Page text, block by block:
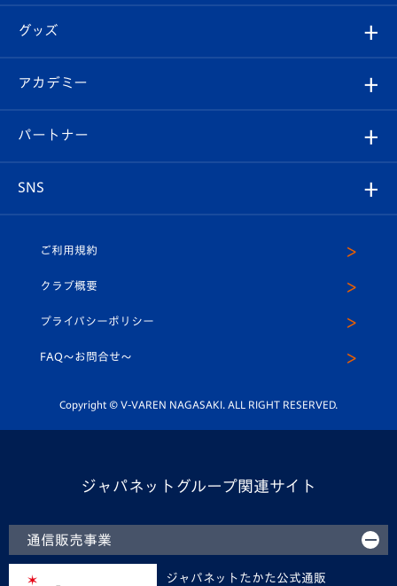
チケット
イベント
メディア
ホームタウン
スタッフプロフィール
マスコット紹介
平和祈念活動
ホームタウン活動
はじめての観戦ガイド
Revive Team
ヴィヴィくんの長崎おもてなしガイド
フォトギャラリー
スタジアムグルメ
チケット
V-LOVERS（ファンクラブ）
プレイヤーズスイート
グッズ
オンラインショップ
店舗情報
アカデミー
育成からのお知らせ
U-18
スクール
パートナー
SNS
ヴィヴィくんインスタグラム
公式LINE＠
ご利用規約
クラブ概要
プライバシーポリシー
FAQ〜お問合せ〜
Copyright © V-VAREN NAGASAKI. ALL RIGHT RESERVED.
ジャパネットグループ関連サイト
通信販売事業
ジャパネットたかた公式通販